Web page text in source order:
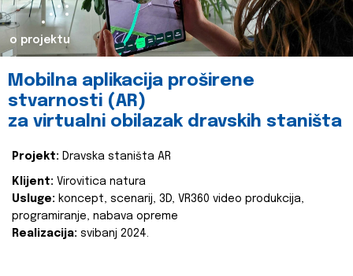
o projektu
Mobilna aplikacija proširene
stvarnosti (AR)
za virtualni obilazak dravskih staništa
Projekt: Dravska staništa AR
Klijent: Virovitica natura
Usluge: koncept, scenarij, 3D, VR360 video produkcija,
programiranje, nabava opreme
Realizacija: svibanj 2024.